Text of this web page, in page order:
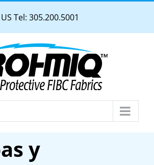
US Tel: 305.200.5001
y